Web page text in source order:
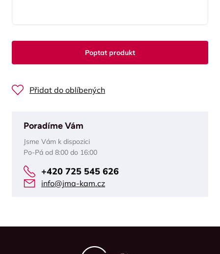
Poptat produkt
Přidat do oblíbených
Poradíme Vám
Jsme Vám k dispozici
Po-Pá od 8:00 do 16:00
+420 725 545 626
info@jma-kam.cz